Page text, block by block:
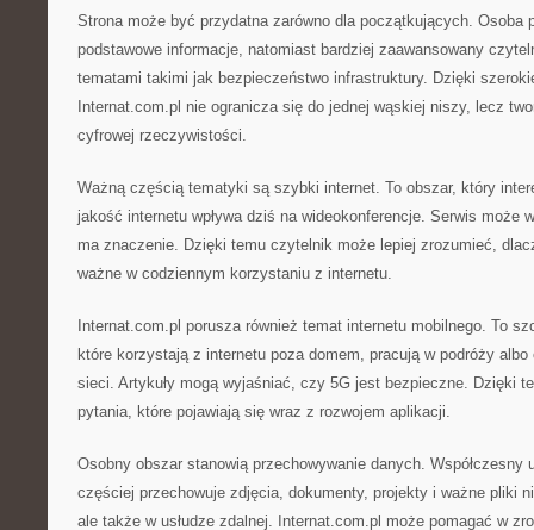
Strona może być przydatna zarówno dla początkujących. Osoba
podstawowe informacje, natomiast bardziej zaawansowany
tematami takimi jak bezpieczeństwo infrastruktury. Dzięki
Internat.com.pl nie ogranicza się do jednej wąskiej niszy, lecz
cyfrowej rzeczywistości.
Ważną częścią tematyki są szybki internet. To obszar, który
jakość internetu wpływa dziś na wideokonferencje. Serwis może
ma znaczenie. Dzięki temu czytelnik może lepiej zrozumieć,
ważne w codziennym korzystaniu z internetu.
Internat.com.pl porusza również temat internetu mobilnego. To
które korzystają z internetu poza domem, pracują w podróży
sieci. Artykuły mogą wyjaśniać, czy 5G jest bezpieczne. Dzięki
pytania, które pojawiają się wraz z rozwojem aplikacji.
Osobny obszar stanowią przechowywanie danych. Współczesny
częściej przechowuje zdjęcia, dokumenty, projekty i ważne pliki
ale także w usłudze zdalnej. Internat.com.pl może pomagać w